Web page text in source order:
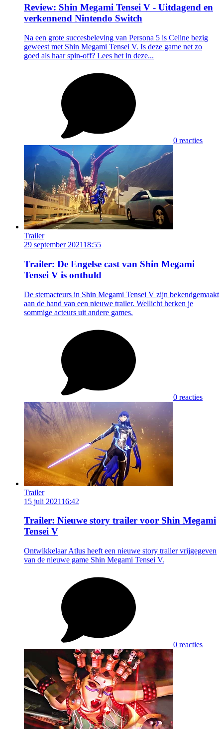
Review: Shin Megami Tensei V - Uitdagend en
verkennend Nintendo Switch
Na een grote succesbeleving van Persona 5 is Celine bezig
geweest met Shin Megami Tensei V. Is deze game net zo
goed als haar spin-off? Lees het in deze...
0 reacties
Trailer
29 september 202118:55
Trailer: De Engelse cast van Shin Megami
Tensei V is onthuld
De stemacteurs in Shin Megami Tensei V zijn bekendgemaakt
aan de hand van een nieuwe trailer. Wellicht herken je
sommige acteurs uit andere games.
0 reacties
Trailer
15 juli 202116:42
Trailer: Nieuwe story trailer voor Shin Megami
Tensei V
Ontwikkelaar Atlus heeft een nieuwe story trailer vrijgegeven
van de nieuwe game Shin Megami Tensei V.
0 reacties